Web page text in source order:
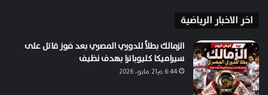
اخر الاخبار الرياضية
الزمالك بطلاً للدوري المصري بعد فوز قاتل على
سيراميكا كليوباترا بهدف نظيف
6:44 م21 مايو، 2026